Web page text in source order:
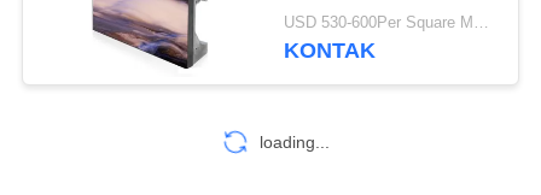
1500cd / m2 Brightness
USD 530-600Per Square Meter MOQ:1 Meter Persegi
KONTAK
loading...